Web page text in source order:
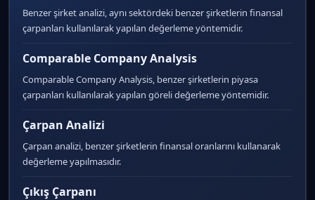
Benzer şirket analizi, aynı sektördeki benzer şirketlerin finansal
çarpanları kullanılarak yapılan değerleme yöntemidir.
Comparable Company Analysis
Comparable Company Analysis, benzer şirketlerin piyasa
çarpanları kullanılarak yapılan göreli değerleme yöntemidir.
Çarpan Analizi
Çarpan analizi, benzer şirketlerin finansal oranlarını kullanarak
değerleme yapılmasıdır.
Çıkış Çarpanı